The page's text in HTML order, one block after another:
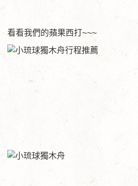
看看我們的蘋果西打~~~